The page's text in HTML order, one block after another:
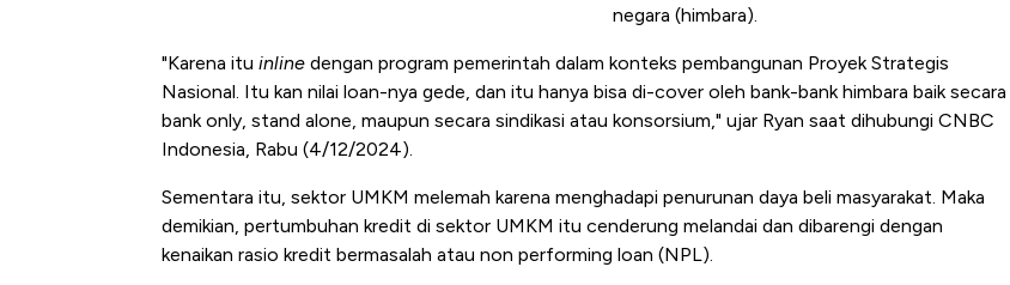
negara (himbara).
"Karena itu inline dengan program pemerintah dalam konteks pembangunan Proyek Strategis
Nasional. Itu kan nilai loan-nya gede, dan itu hanya bisa di-cover oleh bank-bank himbara baik secara
bank only, stand alone, maupun secara sindikasi atau konsorsium," ujar Ryan saat dihubungi CNBC
Indonesia, Rabu (4/12/2024).
Sementara itu, sektor UMKM melemah karena menghadapi penurunan daya beli masyarakat. Maka
demikian, pertumbuhan kredit di sektor UMKM itu cenderung melandai dan dibarengi dengan
kenaikan rasio kredit bermasalah atau non performing loan (NPL).